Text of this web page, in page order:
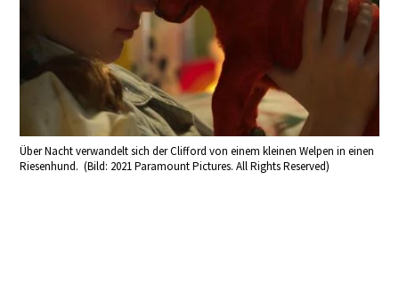
Über Nacht verwandelt sich der Clifford von einem kleinen Welpen in einen
Riesenhund. (Bild: 2021 Paramount Pictures. All Rights Reserved)